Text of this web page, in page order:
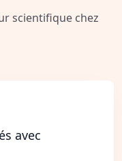
scientifique chez
avec